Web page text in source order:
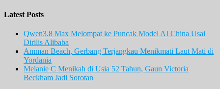
Latest Posts
Qwen3.8 Max Melompat ke Puncak Model AI China Usai
Dirilis Alibaba
Amman Beach, Gerbang Terjangkau Menikmati Laut Mati di
Yordania
Melanie C Menikah di Usia 52 Tahun, Gaun Victoria
Beckham Jadi Sorotan